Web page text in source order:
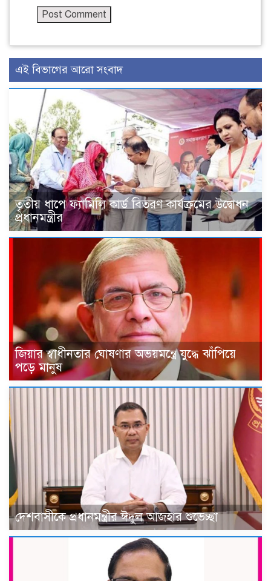
এই বিভাগের আরো সংবাদ
তৃতীয় ধাপে ফ্যামিলি কার্ড বিতরণ কার্যক্রমের উদ্বোধন
প্রধানমন্ত্রীর
জিয়ার স্বাধীনতার ঘোষণার অভয়মন্ত্রে যুদ্ধে ঝাঁপিয়ে
পড়ে মানুষ
দেশবাসীকে প্রধানমন্ত্রীর ঈদুল আজহার শুভেচ্ছা